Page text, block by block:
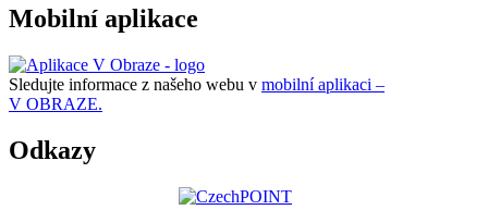
Mobilní aplikace
Sledujte informace z našeho webu v mobilní aplikaci –
V OBRAZE.
Odkazy